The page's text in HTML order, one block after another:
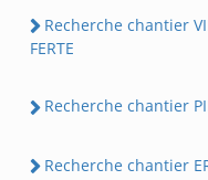
Recherche chantier
FERTE
Recherche chantier
Recherche chantier